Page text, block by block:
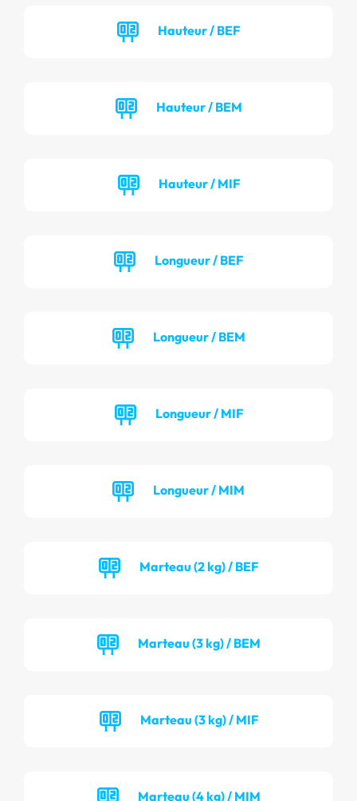
Hauteur / BEF
Hauteur / BEM
Hauteur / MIF
Longueur / BEF
Longueur / BEM
Longueur / MIF
Longueur / MIM
Marteau (2 kg) / BEF
Marteau (3 kg) / BEM
Marteau (3 kg) / MIF
Marteau (4 kg) / MIM